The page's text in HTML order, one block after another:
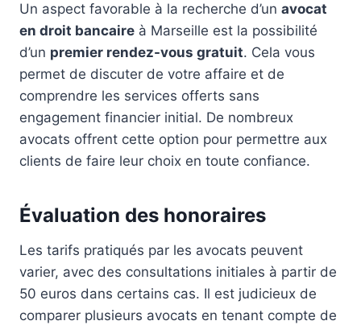
Un aspect favorable à la recherche d’un avocat
en droit bancaire à Marseille est la possibilité
d’un premier rendez-vous gratuit. Cela vous
permet de discuter de votre affaire et de
comprendre les services offerts sans
engagement financier initial. De nombreux
avocats offrent cette option pour permettre aux
clients de faire leur choix en toute confiance.
Évaluation des honoraires
Les tarifs pratiqués par les avocats peuvent
varier, avec des consultations initiales à partir de
50 euros dans certains cas. Il est judicieux de
comparer plusieurs avocats en tenant compte de